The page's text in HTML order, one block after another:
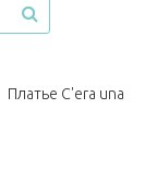
Платье C'era una